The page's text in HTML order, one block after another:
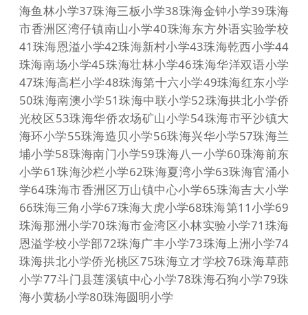
海鱼林⼩学37珠海三板⼩学38珠海⾦钟⼩学39珠海
市⾹洲区湾仔镇南⼭⼩学40珠海东⽅外语实验学校
41珠海恩溢⼩学42珠海新村⼩学43珠海乾西⼩学44
珠海南场⼩学45珠海壮林⼩学46珠海华洋双语⼩学
47珠海⾼栏⼩学48珠海第⼗六⼩学49珠海红东⼩学
50珠海南澳⼩学51珠海中联⼩学52珠海拱北⼩学侨
光校区53珠海华侨农场矿⼭⼩学54珠海市平沙镇⼤
海环⼩学55珠海造贝⼩学56珠海兴华⼩学57珠海兰
埔⼩学58珠海南门⼩学59珠海⼋⼀⼩学60珠海前东
⼩学61珠海沙栏⼩学62珠海夏湾⼩学63珠海官涌⼩
学64珠海市⾹洲区万⼭镇中⼼⼩学65珠海吉⼤⼩学
66珠海三⾓⼩学67珠海⼤虎⼩学68珠海第11⼩学69
珠海那洲⼩学70珠海市⾦湾区⼩林实验⼩学71珠海
恩溢学校⼩学部72珠海⼴丰⼩学73珠海上洲⼩学74
珠海拱北⼩学侨光桃区75珠海⽴才学校76珠海草蓢
⼩学77⽃门县莲溪镇中⼼⼩学78珠海⽯狗⼩学79珠
海⼩黄杨⼩学80珠海圆明⼩学